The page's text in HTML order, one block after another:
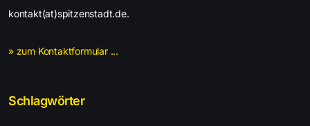
kontakt(at)spitzenstadt.de.
» zum Kontaktformular ...
Schlagwörter